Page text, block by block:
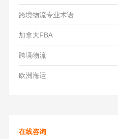
跨境物流专业术语
加拿大FBA
跨境物流
欧洲海运
在线咨询